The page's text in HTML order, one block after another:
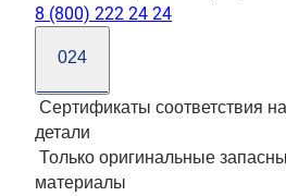
8 (800) 222 24 24
024
Сертификаты соответствия
детали
Только оригинальные
материалы